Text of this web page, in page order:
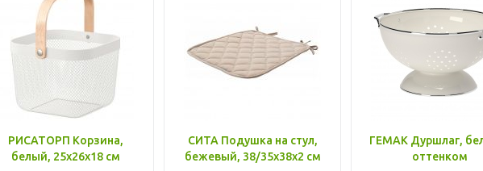
РИСАТОРП Корзина,
белый, 25x26x18 см
СИТА Подушка на стул,
бежевый, 38/35x38x2 см
ГЕМАК Дуршлаг,
оттенком